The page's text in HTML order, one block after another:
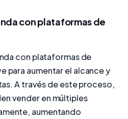
con plataformas de
con plataformas de
para aumentar el alcance y
A través de este proceso,
vender en múltiples
aumentando